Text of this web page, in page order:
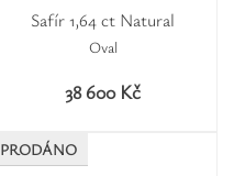
Safír 1,64 ct Natural
Oval
38 600 Kč
PRODÁNO